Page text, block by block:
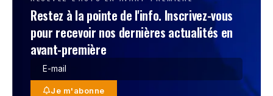
Restez à la pointe de l'info. Inscrivez-vous
pour recevoir nos dernières actualités en
avant-première
Je m'abonne